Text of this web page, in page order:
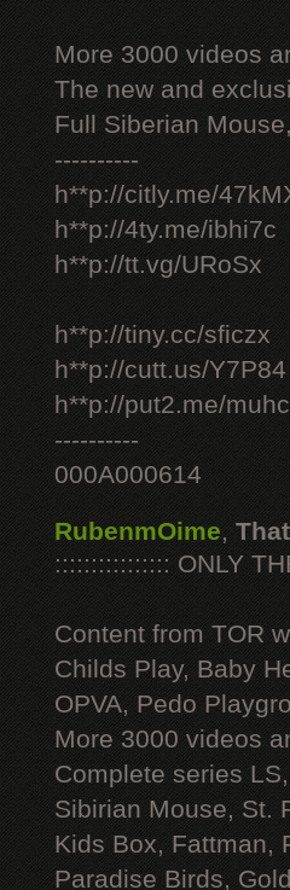
More 3000 videos
The new and
Full Siberian
----------
h**p://citly.me/
h**p://4ty.me/ibhi7c
h**p://tt.vg/URoSx
h**p://tiny.cc/sficzx
h**p://cutt.us/Y7P84
h**p://put2.me/
----------
000A000614
RubenmOime,
:::::::::::::::: ONLY
Content from TOR
Childs Play, Baby
OPVA, Pedo
More 3000 videos
Complete series
Sibirian Mouse, St.
Kids Box, Fattman,
Paradise Birds,